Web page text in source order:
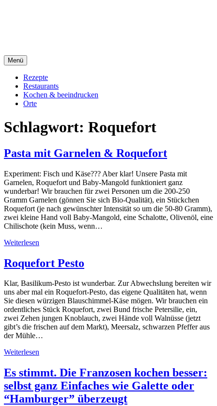
Menü
Rezepte
Restaurants
Kochen & beeindrucken
Orte
Schlagwort: Roquefort
Pasta mit Garnelen & Roquefort
Experiment: Fisch und Käse??? Aber klar! Unsere Pasta mit
Garnelen, Roquefort und Baby-Mangold funktioniert ganz
wunderbar! Wir brauchen für zwei Personen um die 200-250
Gramm Garnelen (gönnen Sie sich Bio-Qualität), ein Stückchen
Roquefort (je nach gewünschter Intensität so um die 50-80 Gramm),
zwei kleine Hand voll Baby-Mangold, eine Schalotte, Olivenöl, eine
Chilischote (kein Muss, wenn…
Weiterlesen
Roquefort Pesto
Klar, Basilikum-Pesto ist wunderbar. Zur Abwechslung bereiten wir
uns aber mal ein Roquefort-Pesto, das eigene Qualitäten hat, wenn
Sie diesen würzigen Blauschimmel-Käse mögen. Wir brauchen ein
ordentliches Stück Roquefort, zwei Bund frische Petersilie, ein,
zwei Zehen jungen Knoblauch, zwei Hände voll Walnüsse (jetzt
gibt’s die frischen auf dem Markt), Meersalz, schwarzen Pfeffer aus
der Mühle…
Weiterlesen
Es stimmt. Die Franzosen kochen besser:
selbst ganz Einfaches wie Galette oder
“Hamburger” überzeugt